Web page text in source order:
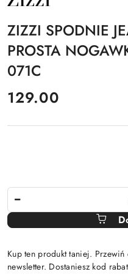
PRODUCENTA:
ZIZZI SPODNIE
PROSTA
071C
cena:
129.00
Kup ten produkt taniej.
newsletter. Dostaniesz kod